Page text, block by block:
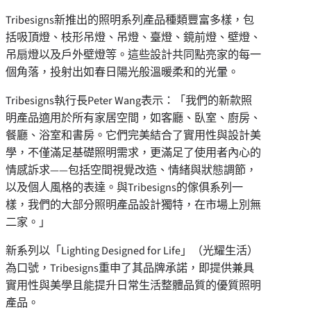
Tribesigns新推出的照明系列產品種類豐富多樣，包
括吸頂燈、枝形吊燈、吊燈、臺燈、鏡前燈、壁燈、
吊扇燈以及戶外壁燈等。這些設計共同點亮家的每一
個角落，投射出如春日陽光般溫暖柔和的光暈。
Tribesigns執行長Peter Wang表示：「我們的新款照
明產品適用於所有家居空間，如客廳、臥室、廚房、
餐廳、浴室和書房。它們完美結合了實用性與設計美
學，不僅滿足基礎照明需求，更滿足了使用者內心的
情感訴求——包括空間視覺改造、情緒與狀態調節，
以及個人風格的表達。與Tribesigns的傢俱系列一
樣，我們的大部分照明產品設計獨特，在市場上別無
二家。」
新系列以「Lighting Designed for Life」（光耀生活）
為口號，Tribesigns重申了其品牌承諾，即提供兼具
實用性與美學且能提升日常生活整體品質的優質照明
產品。